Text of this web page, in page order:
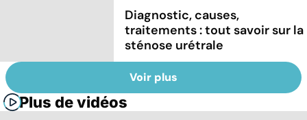
Diagnostic, causes,
traitements : tout savoir sur la
sténose urétrale
Voir plus
Plus de vidéos